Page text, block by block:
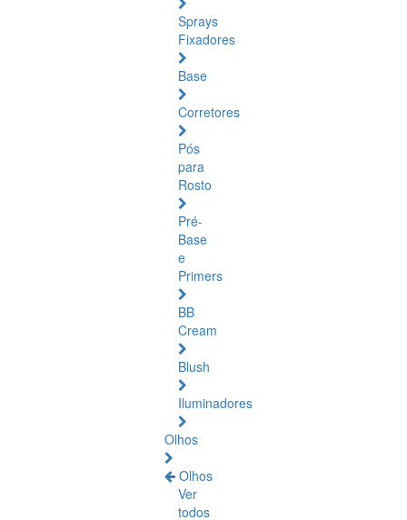
Sprays
Fixadores
Base
Corretores
Pós
para
Rosto
Pré-
Base
e
Primers
BB
Cream
Blush
Iluminadores
Olhos
Olhos
Ver
todos